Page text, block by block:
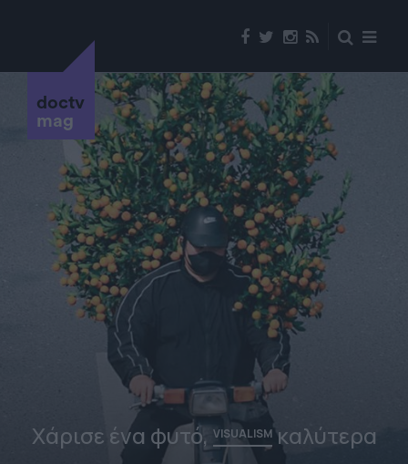
doctv
mag
Χάρισε ένα φυτό, VISUALISMκαλύτερα